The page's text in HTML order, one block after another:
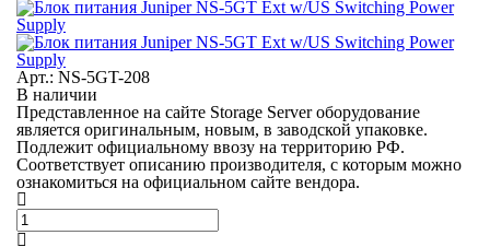
Арт.: NS-5GT-208
В наличии
Представленное на сайте Storage Server оборудование
является оригинальным, новым, в заводской упаковке.
Подлежит официальному ввозу на территорию РФ.
Соответствует описанию производителя, с которым можно
ознакомиться на официальном сайте вендора.